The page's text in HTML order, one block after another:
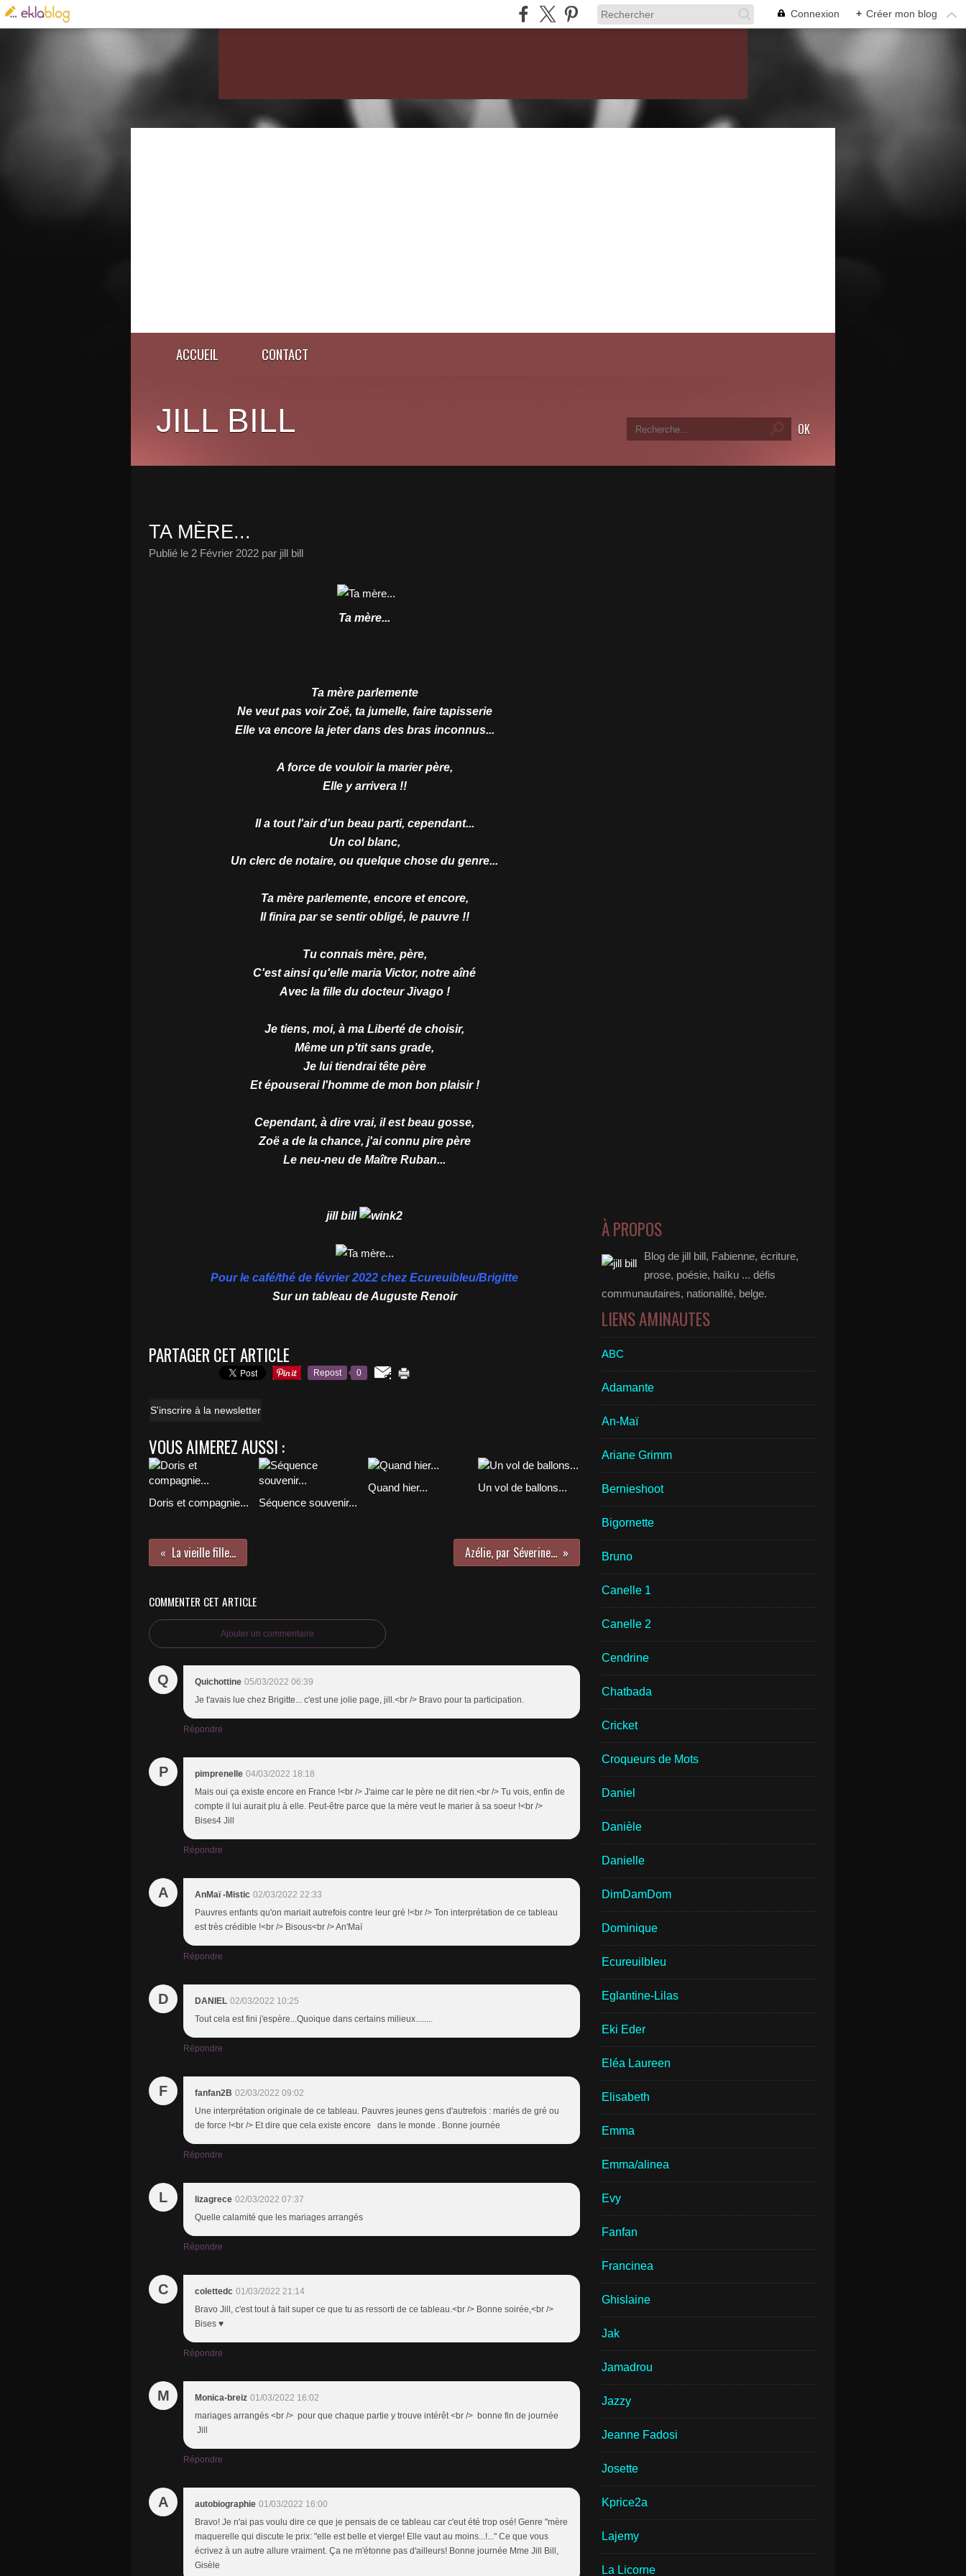
Connexion + Créer mon blog
ACCUEIL CONTACT
JILL BILL
TA MÈRE...
Publié le 2 Février 2022 par jill bill
Ta mère...
Ta mère parlemente
Ne veut pas voir Zoë, ta jumelle, faire tapisserie
Elle va encore la jeter dans des bras inconnus...
A force de vouloir la marier père,
Elle y arrivera !!
Il a tout l'air d'un beau parti, cependant...
Un col blanc,
Un clerc de notaire, ou quelque chose du genre...
Ta mère parlemente, encore et encore,
Il finira par se sentir obligé, le pauvre !!
Tu connais mère, père,
C'est ainsi qu'elle maria Victor, notre aîné
Avec la fille du docteur Jivago !
Je tiens, moi, à ma Liberté de choisir,
Même un p'tit sans grade,
Je lui tiendrai tête père
Et épouserai l'homme de mon bon plaisir !
Cependant, à dire vrai, il est beau gosse,
Zoë a de la chance, j'ai connu pire père
Le neu-neu de Maître Ruban...
jill bill
Pour le café/thé de février 2022 chez Ecureuibleu/Brigitte
Sur un tableau de Auguste Renoir
PARTAGER CET ARTICLE
Repost 0
S'inscrire à la newsletter
VOUS AIMEREZ AUSSI :
Doris et compagnie... Séquence souvenir...
Quand hier... Un vol de ballons...
La vieille fille... Azélie, par Séverine...
COMMENTER CET ARTICLE
Ajouter un commentaire
Q Quichottine 05/03/2022 06:39
Je t'avais lue chez Brigitte... c'est une jolie page, jill.<br /> Bravo pour ta participation.
Répondre
P pimprenelle 04/03/2022 18:18
Mais oui ça existe encore en France !<br /> J'aime car le père ne dit rien.<br /> Tu vois, enfin de
compte il lui aurait plu à elle. Peut-être parce que la mère veut le marier à sa soeur !<br />
Bises4 Jill
Répondre
A AnMaï -Mistic 02/03/2022 22:33
Pauvres enfants qu'on mariait autrefois contre leur gré !<br /> Ton interprétation de ce tableau
est très crédible !<br /> Bisous<br /> An'Maï
Répondre
D DANIEL 02/03/2022 10:25
Tout cela est fini j'espère...Quoique dans certains milieux........
Répondre
F fanfan2B 02/03/2022 09:02
Une interprétation originale de ce tableau. Pauvres jeunes gens d'autrefois : mariés de gré ou
de force !<br /> Et dire que cela existe encore dans le monde . Bonne journée
Répondre
L lizagrece 02/03/2022 07:37
Quelle calamité que les mariages arrangés
Répondre
C colettedc 01/03/2022 21:14
Bravo Jill, c'est tout à fait super ce que tu as ressorti de ce tableau.<br /> Bonne soirée,<br />
Bises ♥
Répondre
M Monica-breiz 01/03/2022 16:02
mariages arrangés <br /> pour que chaque partie y trouve intérêt <br /> bonne fin de journée
Jill
Répondre
A autobiographie 01/03/2022 16:00
Bravo! Je n'ai pas voulu dire ce que je pensais de ce tableau car c'eut été trop osé! Genre "mère
maquerelle qui discute le prix: "elle est belle et vierge! Elle vaut au moins...!..." Ce que vous
écrivez à un autre allure vraiment. Ça ne m'étonne pas d'ailleurs! Bonne journée Mme Jill Bill,
Gisèle
À PROPOS
Blog de jill bill, Fabienne, écriture,
prose, poésie, haïku ... défis
communautaires, nationalité, belge.
LIENS AMINAUTES
ABC
Adamante
An-Maï
Ariane Grimm
Bernieshoot
Bigornette
Bruno
Canelle 1
Canelle 2
Cendrine
Chatbada
Cricket
Croqueurs de Mots
Daniel
Danièle
Danielle
DimDamDom
Dominique
Ecureuilbleu
Eglantine-Lilas
Eki Eder
Eléa Laureen
Elisabeth
Emma
Emma/alinea
Evy
Fanfan
Francinea
Ghislaine
Jak
Jamadrou
Jazzy
Jeanne Fadosi
Josette
Kprice2a
Lajemy
La Licorne